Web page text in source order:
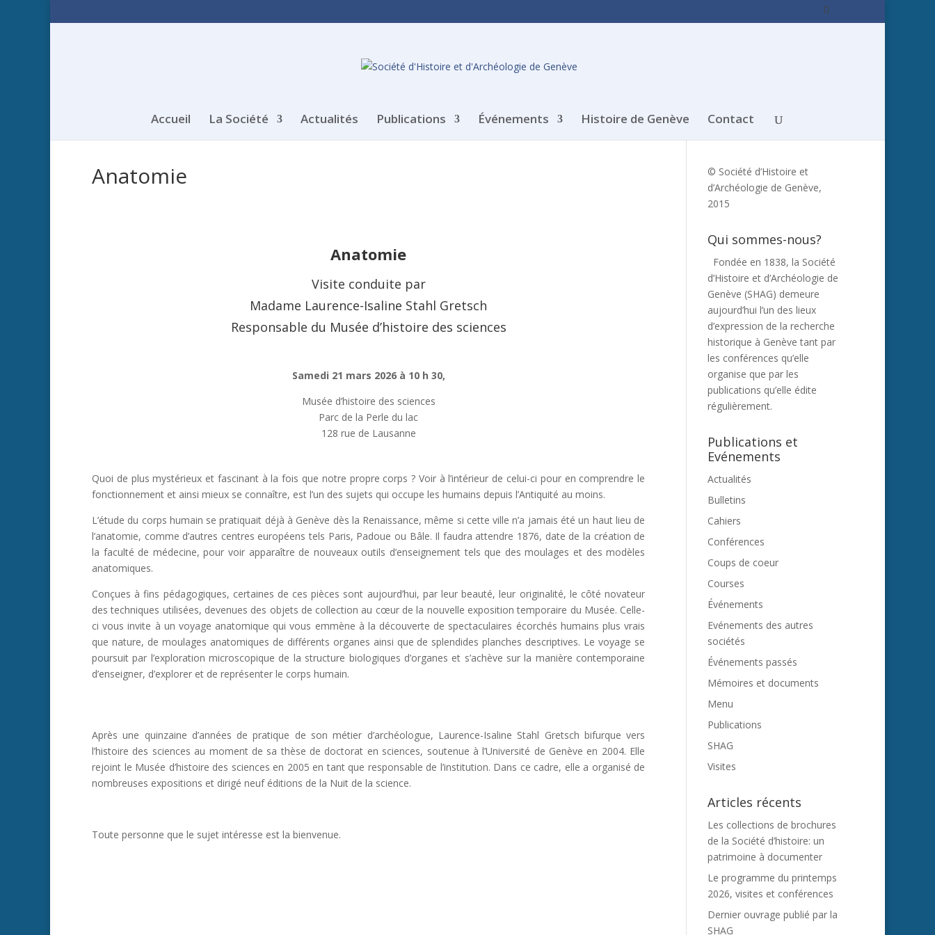
Accueil La Société Actualités Publications Événements Histoire de Genève Contact
Anatomie
Anatomie
Visite conduite par
Madame Laurence-Isaline Stahl Gretsch
Responsable du Musée d’histoire des sciences
Samedi 21 mars 2026 à 10 h 30,
Musée d’histoire des sciences
Parc de la Perle du lac
128 rue de Lausanne
Quoi de plus mystérieux et fascinant à la fois que notre propre corps ? Voir à l’intérieur de celui-ci pour en comprendre le
fonctionnement et ainsi mieux se connaître, est l’un des sujets qui occupe les humains depuis l’Antiquité au moins.
L’étude du corps humain se pratiquait déjà à Genève dès la Renaissance, même si cette ville n’a jamais été un haut lieu de
l’anatomie, comme d’autres centres européens tels Paris, Padoue ou Bâle. Il faudra attendre 1876, date de la création de
la faculté de médecine, pour voir apparaître de nouveaux outils d’enseignement tels que des moulages et des modèles
anatomiques.
Conçues à fins pédagogiques, certaines de ces pièces sont aujourd’hui, par leur beauté, leur originalité, le côté novateur
des techniques utilisées, devenues des objets de collection au cœur de la nouvelle exposition temporaire du Musée. Celle-
ci vous invite à un voyage anatomique qui vous emmène à la découverte de spectaculaires écorchés humains plus vrais
que nature, de moulages anatomiques de différents organes ainsi que de splendides planches descriptives. Le voyage se
poursuit par l’exploration microscopique de la structure biologiques d’organes et s’achève sur la manière contemporaine
d’enseigner, d’explorer et de représenter le corps humain.
Après une quinzaine d’années de pratique de son métier d’archéologue, Laurence-Isaline Stahl Gretsch bifurque vers
l’histoire des sciences au moment de sa thèse de doctorat en sciences, soutenue à l’Université de Genève en 2004. Elle
rejoint le Musée d’histoire des sciences en 2005 en tant que responsable de l’institution. Dans ce cadre, elle a organisé de
nombreuses expositions et dirigé neuf éditions de la Nuit de la science.
Toute personne que le sujet intéresse est la bienvenue.
© Société d’Histoire et
d’Archéologie de Genève,
2015
Qui sommes-nous?
Fondée en 1838, la Société
d’Histoire et d’Archéologie de
Genève (SHAG) demeure
aujourd’hui l’un des lieux
d’expression de la recherche
historique à Genève tant par
les conférences qu’elle
organise que par les
publications qu’elle édite
régulièrement.
Publications et
Evénements
Actualités
Bulletins
Cahiers
Conférences
Coups de coeur
Courses
Événements
Evénements des autres
sociétés
Événements passés
Mémoires et documents
Menu
Publications
SHAG
Visites
Articles récents
Les collections de brochures
de la Société d’histoire: un
patrimoine à documenter
Le programme du printemps
2026, visites et conférences
Dernier ouvrage publié par la
SHAG